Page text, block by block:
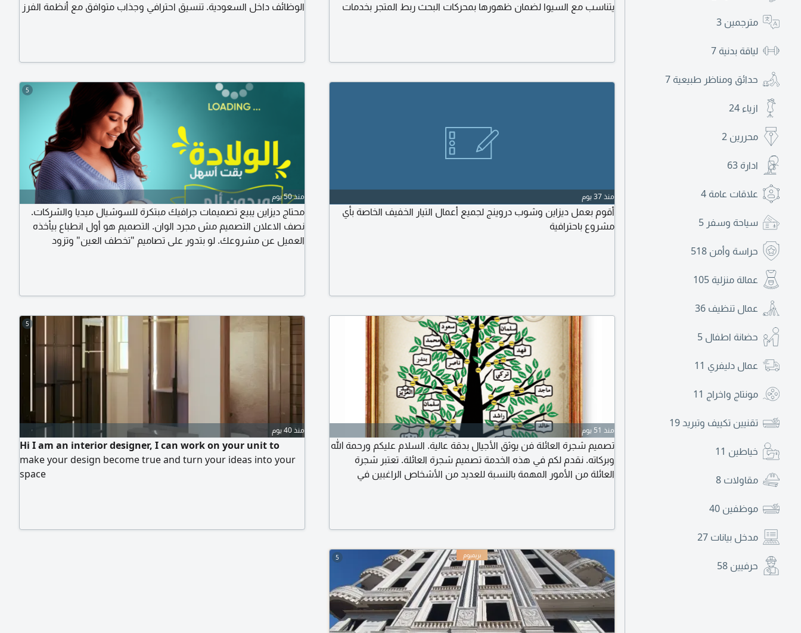
مترجمين 3
لياقة بدنية 7
حدائق ومناظر طبيعية 7
ازياء 24
محررين 2
ادارة 63
علاقات عامة 4
سياحة وسفر 5
حراسة وأمن 518
عمالة منزلية 105
عمال تنظيف 36
حضانة اطفال 5
عمال دليفري 11
مونتاج واخراج 11
تقنيين تكييف وتبريد19
خياطين 11
مقاولات 8
موظفين 40
مدخل بيانات 27
حرفيين 58
يتناسب مع السيوا لضمان ظهورها بمحركات البحث ربط المتجر بخدمات
باقي تفاصيل الباقة وسابقة أعمالي
الوظائف داخل السعودية. تنسيق احترافي وجذاب متوافق مع أنظمة الفرز
منذ 37 يوم
أقوم بعمل ديزاين وشوب دروينج لجميع أعمال التيار الخفيف الخاصة بأي
مشروع باحترافية
5
منذ 50 يوم
محتاج ديزاين يبيع تصميمات جرافيك مبتكرة للسوشيال ميديا والشركات.
نصف الاعلان التصميم مش مجرد الوان. التصميم هو أول انطباع بيأخذه
العميل عن مشروعك. لو بتدور على تصاميم "تخطف العين" وتزود
وفلايرز. لوحات محلات وبنرات
منذ 51 يوم
تصميم شجرة العائلة فن يوثق الأجيال بدقة عالية. السلام عليكم ورحمة الله
وبركاته. نقدم لكم في هذه الخدمة تصميم شجرة العائلة. تعتبر شجرة
العائلة من الأمور المهمة بالنسبة للعديد من الأشخاص الراغبين في
مميزة تظهر الشجرة بشكل رائع.
5
منذ 40 يوم
Hi I am an interior designer, I can work on your unit to
make your design become true and turn your ideas into your
space
5